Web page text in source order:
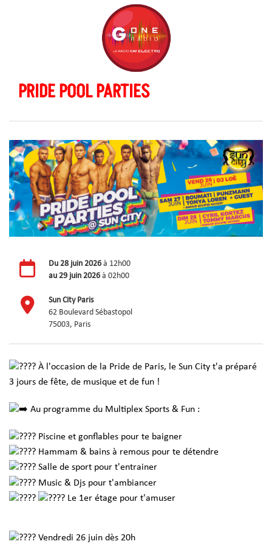
PRIDE POOL PARTIES
Du 28 juin 2026 à 12h00
au 29 juin 2026 à 02h00
Sun City Paris
62 Boulevard Sébastopol
75003, Paris
À l'occasion de la Pride de Paris, le Sun City t'a préparé
3 jours de fête, de musique et de fun !
Au programme du Multiplex Sports & Fun :
Piscine et gonflables pour te baigner
Hammam & bains à remous pour te détendre
Salle de sport pour t'entrainer
Music & Djs pour t'ambiancer
Le 1er étage pour t'amuser
Vendredi 26 juin dès 20h